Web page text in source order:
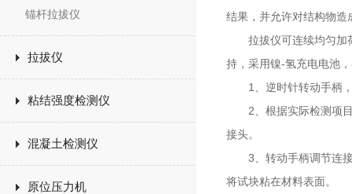
锚杆拉拔仪
拉拔仪
粘结强度检测仪
混凝土检测仪
原位压力机
结果，并允许对结构物造
拉拔仪可连续均匀加荷
持，采用镍-氢充电电池
1、逆时针转动手柄，
2、根据实际检测项目
接头。
3、转动手柄调节连接
将试块粘在材料表面。